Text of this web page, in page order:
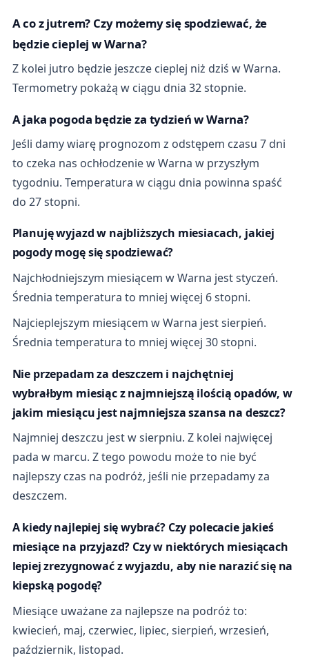
A co z jutrem? Czy możemy się spodziewać, że
będzie cieplej w Warna?
Z kolei jutro będzie jeszcze cieplej niż dziś w Warna.
Termometry pokażą w ciągu dnia 32 stopnie.
A jaka pogoda będzie za tydzień w Warna?
Jeśli damy wiarę prognozom z odstępem czasu 7 dni
to czeka nas ochłodzenie w Warna w przyszłym
tygodniu. Temperatura w ciągu dnia powinna spaść
do 27 stopni.
Planuję wyjazd w najbliższych miesiacach, jakiej
pogody mogę się spodziewać?
Najchłodniejszym miesiącem w Warna jest styczeń.
Średnia temperatura to mniej więcej 6 stopni.
Najcieplejszym miesiącem w Warna jest sierpień.
Średnia temperatura to mniej więcej 30 stopni.
Nie przepadam za deszczem i najchętniej
wybrałbym miesiąc z najmniejszą ilością opadów, w
jakim miesiącu jest najmniejsza szansa na deszcz?
Najmniej deszczu jest w sierpniu. Z kolei najwięcej
pada w marcu. Z tego powodu może to nie być
najlepszy czas na podróż, jeśli nie przepadamy za
deszczem.
A kiedy najlepiej się wybrać? Czy polecacie jakieś
miesiące na przyjazd? Czy w niektórych miesiącach
lepiej zrezygnować z wyjazdu, aby nie narazić się na
kiepską pogodę?
Miesiące uważane za najlepsze na podróż to:
kwiecień, maj, czerwiec, lipiec, sierpień, wrzesień,
październik, listopad.